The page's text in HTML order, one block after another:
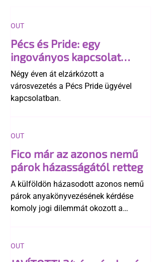
Pécs és Pride: egy
ingoványos kapcsolat
története
Négy éven át elzárkózott a
városvezetés a Pécs Pride ügyével
kapcsolatban.
OUT
Fico már az azonos nemű
párok házasságától retteg
A külföldön házasodott azonos nemű
párok anyakönyvezésének kérdése
komoly jogi dilemmát okozott a
egyértelműen tiltja a házasságuk
elismerését. Közben az ellenzéken belül
OUT
OUT